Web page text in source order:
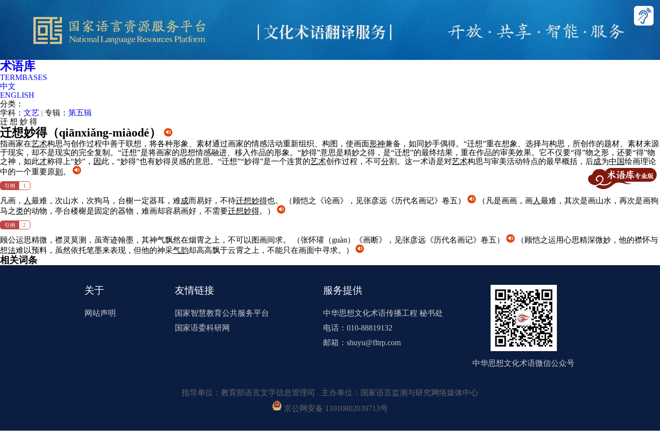
术语库
TERMBASES
中文
ENGLISH
分类：
学科： 文艺 | 专辑： 第五辑
迁 想 妙 得
迁想妙得（qiānxiǎng-miàodé）
指画家在艺术构思与创作过程中善于联想，将各种形象、素材通过画家的情感活动重新组织、构图，使画面形神兼备，如同妙手偶得。“迁想”重在想象、选择与构思，所创作的题材、素材来源
于现实，却不是现实的完全复制。“迁想”是将画家的思想情感融进、移入作品的形象。“妙得”意思是精妙之得，是“迁想”的最终结果，重在作品的审美效果。它不仅要“得”物之形，还要“得”物
之神，如此才称得上“妙”， 因 此，“妙得”也有妙得灵感的意思。“迁想”“妙得”是一个连贯的艺术创作过程，不可分割。这一术语是对艺术构思与审美活动特点的最早概括，后成为中国绘画理论
中的一个重要原则 。
引例 1
凡画， 人 最难，次山水，次狗马，台榭一定器耳，难成而易好，不待迁想妙得也。 （顾恺之《论画》，见张彦远《历代名画记》卷五） （凡是画画，画人 最难，其次是画山水，再次是画狗
马之类的动物，亭台楼榭是固定的器物，难画却容易画好，不需要迁想妙得。）
引例 2
顾公运思精微，襟灵莫测，虽寄迹翰墨，其神气飘然在烟霄之上，不可以图画间求。 （张怀瓘（guàn）《画断》，见张彦远《历代名画记》卷五）
（顾恺之运用心思精深微妙，他的襟怀与
想法难以预料，虽然依托笔墨来表现，但他的神采气韵却高高飘于云霄之上，不能只在画面中寻求。）
相关词条
关于
网站声明
友情链接
国家智慧教育公共服务平台
国家语委科研网
服务提供
中华思想文化术语传播工程 秘书处
电话：010-88819132
邮箱：shuyu@fltrp.com
中华思想文化术语微信公众号
指导单位：教育部语言文字信息管理司 主办单位：国家语言监测与研究网络媒体中心
京公网安备 11010802039713号